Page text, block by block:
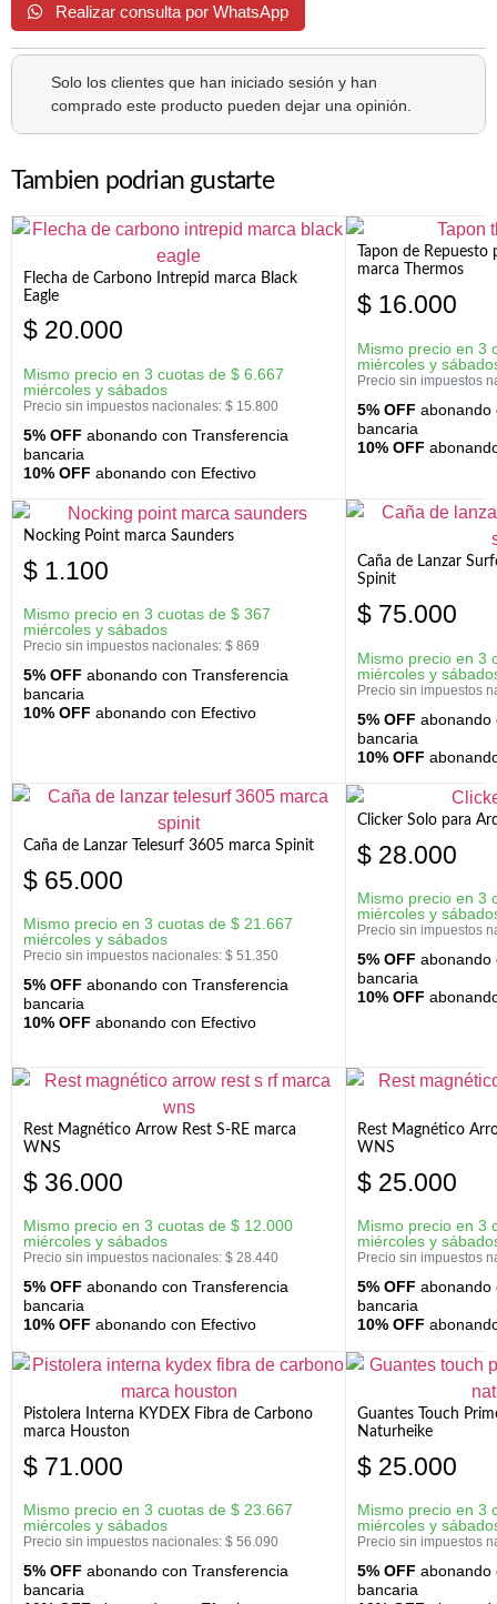
Realizar consulta por WhatsApp
Solo los clientes que han iniciado sesión y han
comprado este producto pueden dejar una opinión.
Tambien podrian gustarte
Flecha de Carbono Intrepid marca Black
Eagle
$ 20.000
Mismo precio en 3 cuotas de $ 6.667
miércoles y sábados
Precio sin impuestos nacionales: $ 15.800
5% OFF abonando con Transferencia
bancaria
10% OFF abonando con Efectivo
Tapon de Repuesto
marca Thermos
$ 16.000
Mismo precio en 3
miércoles y
Precio sin impuestos
5% OFF abonando
bancaria
10% OFF
Nocking Point marca Saunders
$ 1.100
Mismo precio en 3 cuotas de $ 367
miércoles y sábados
Precio sin impuestos nacionales: $ 869
5% OFF abonando con Transferencia
bancaria
10% OFF abonando con Efectivo
Caña de Lanzar
Spinit
$ 75.000
Mismo precio en 3
miércoles y
Precio sin impuestos
5% OFF abonando
bancaria
10% OFF
Caña de Lanzar Telesurf 3605 marca Spinit
$ 65.000
Mismo precio en 3 cuotas de $ 21.667
miércoles y sábados
Precio sin impuestos nacionales: $ 51.350
5% OFF abonando con Transferencia
bancaria
10% OFF abonando con Efectivo
Clicker Solo para
$ 28.000
Mismo precio en 3
miércoles y
Precio sin impuestos
5% OFF abonando
bancaria
10% OFF
Rest Magnético Arrow Rest S-RE marca
WNS
$ 36.000
Mismo precio en 3 cuotas de $ 12.000
miércoles y sábados
Precio sin impuestos nacionales: $ 28.440
5% OFF abonando con Transferencia
bancaria
10% OFF abonando con Efectivo
Rest Magnético
WNS
$ 25.000
Mismo precio en 3
miércoles y
Precio sin impuestos
5% OFF abonando
bancaria
10% OFF
Pistolera Interna KYDEX Fibra de Carbono
marca Houston
$ 71.000
Mismo precio en 3 cuotas de $ 23.667
miércoles y sábados
Precio sin impuestos nacionales: $ 56.090
5% OFF abonando con Transferencia
bancaria
Guantes Touch
Naturheike
$ 25.000
Mismo precio en 3
miércoles y
Precio sin impuestos
5% OFF abonando
bancaria